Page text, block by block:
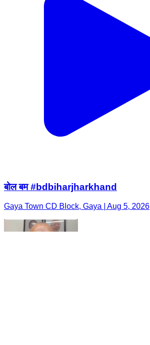
बोल बम #bdbiharjharkhand
Gaya Town CD Block, Gaya | Aug 5, 2026